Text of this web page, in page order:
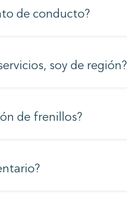
de conducto?
soy de región?
de frenillos?